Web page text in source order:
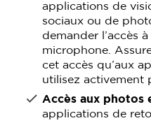
applications de
sociaux ou de
demander l’accès
microphone.
cet accès qu’aux
utilisez activement
Accès aux photos
applications de